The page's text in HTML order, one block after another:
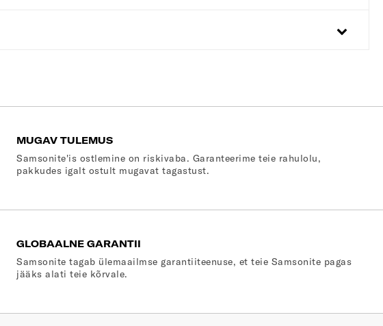
MUGAV TULEMUS
Samsonite'is ostlemine on riskivaba. Garanteerime teie rahulolu,
pakkudes igalt ostult mugavat tagastust.
GLOBAALNE GARANTII
Samsonite tagab ülemaailmse garantiiteenuse, et teie Samsonite pagas
jääks alati teie kõrvale.